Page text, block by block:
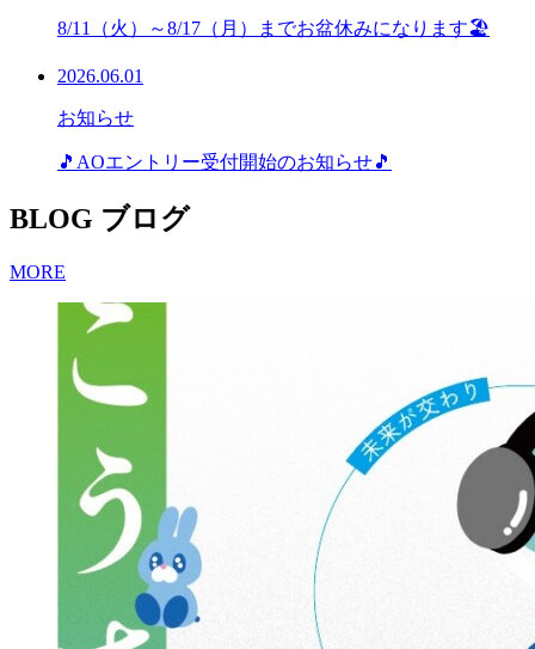
8/11（火）～8/17（月）までお盆休みになります🏖
2026.06.01
お知らせ
🎵AOエントリー受付開始のお知らせ🎵
BLOG ブログ
MORE